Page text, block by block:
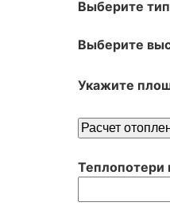
Выберите
Выберите
Укажите
Теплопотери